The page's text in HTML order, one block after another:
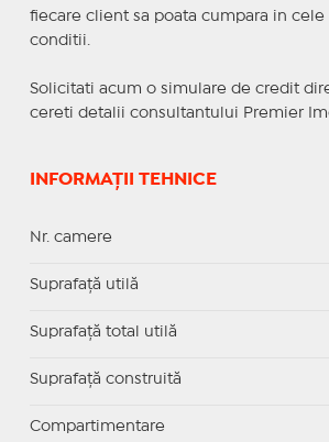
fiecare client sa poata cumpara in cele
conditii.
Solicitati acum o simulare de credit
cereti detalii consultantului Premier
INFORMAȚII TEHNICE
Nr. camere
Suprafaţă utilă
Suprafaţă total utilă
Suprafaţă construită
Compartimentare